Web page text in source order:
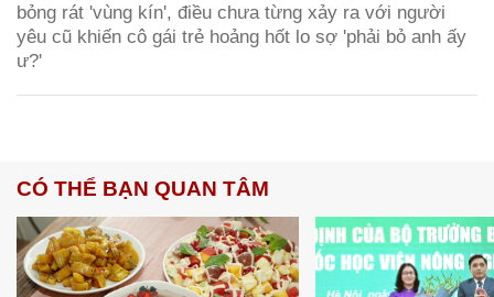
bỏng rát 'vùng kín', điều chưa từng xảy ra với người
yêu cũ khiến cô gái trẻ hoảng hốt lo sợ 'phải bỏ anh ấy
ư?'
CÓ THỂ BẠN QUAN TÂM